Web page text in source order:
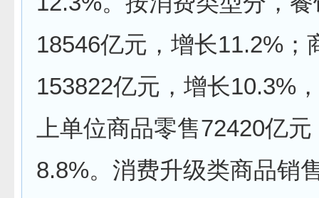
18546亿元，增长11.2%；
153822亿元，增长10.3%
上单位商品零售72420亿
8.8%。消费升级类商品销